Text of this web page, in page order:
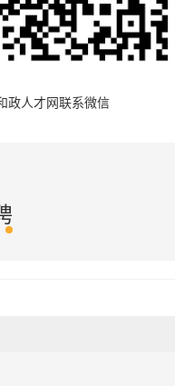
政人才网联系微信